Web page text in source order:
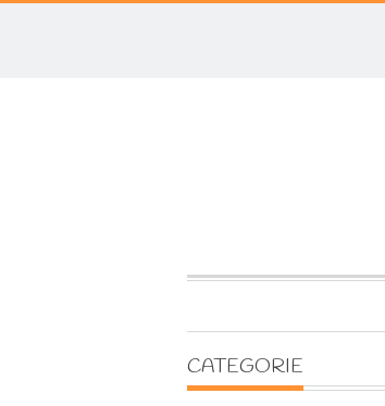
CATEGORIE